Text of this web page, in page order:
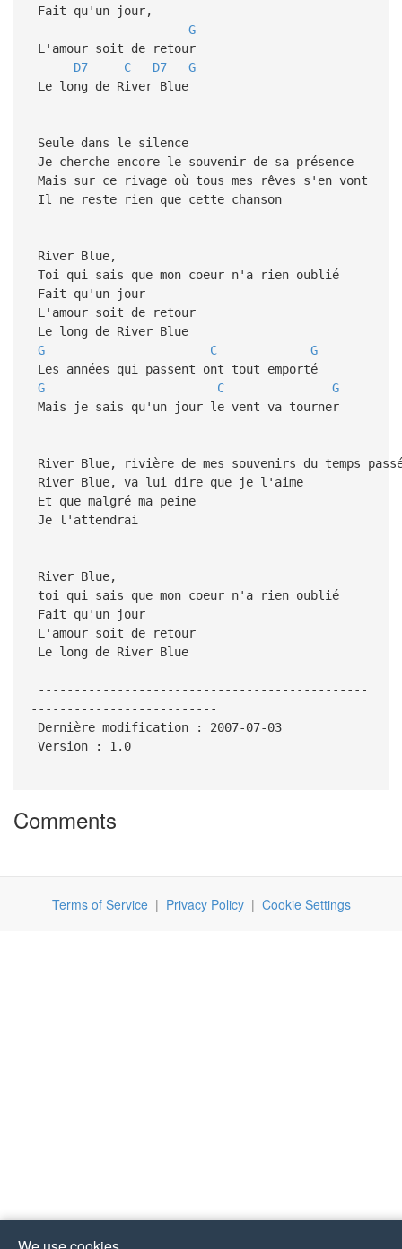
Fait qu'un jour,
G
L'amour soit de retour
D7
C D7
G
Le long de River Blue
Seule dans le silence
Je cherche encore le souvenir de sa présence
Mais sur ce rivage où tous mes rêves s'en vont
Il ne reste rien que cette chanson
River Blue,
Toi qui sais que mon coeur n'a rien oublié
Fait qu'un jour
L'amour soit de retour
Le long de River Blue
G
C
G
Les années qui passent ont tout emporté
G
C
G
Mais je sais qu'un jour le vent va tourner
River Blue, rivière de mes souvenirs du temps
River Blue, va lui dire que je l'aime
Et que malgré ma peine
Je l'attendrai
River Blue,
toi qui sais que mon coeur n'a rien oublié
Fait qu'un jour
L'amour soit de retour
Le long de River Blue
----------------------------------------------
--------------------------
Dernière modification : 2007-07-03
Version : 1.0
Comments
Terms of Service| Privacy Policy| Cookie Settings